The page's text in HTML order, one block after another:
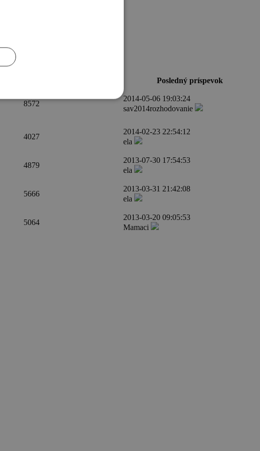
Posledný príspevok
8572
2014-05-06 19:03:24
sav2014rozhodovanie
4027
2014-02-23 22:54:12
ela
4879
2013-07-30 17:54:53
ela
5666
2013-03-31 21:42:08
ela
5064
2013-03-20 09:05:53
Mamaci